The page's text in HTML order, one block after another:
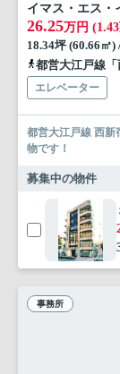
イマス・エス
26.25万円
18.34坪 (60.66㎡
都営大江戸線
エレベーター
都営大江戸線 西新
物です！
募集中の物件
事務所